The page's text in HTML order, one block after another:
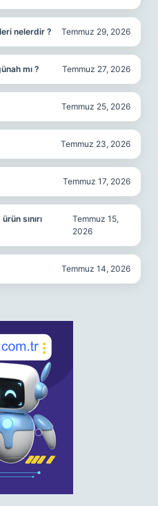
nelerdir ? Temmuz 29, 2026
mı ? Temmuz 27, 2026
Temmuz 25, 2026
Temmuz 23, 2026
Temmuz 17, 2026
sınırı
Temmuz 15,
2026
Temmuz 14, 2026